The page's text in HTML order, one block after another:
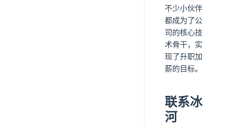
不少小伙伴
都成为了公
司的核心技
术骨干，实
现了升职加
薪的目标。
联系冰
河